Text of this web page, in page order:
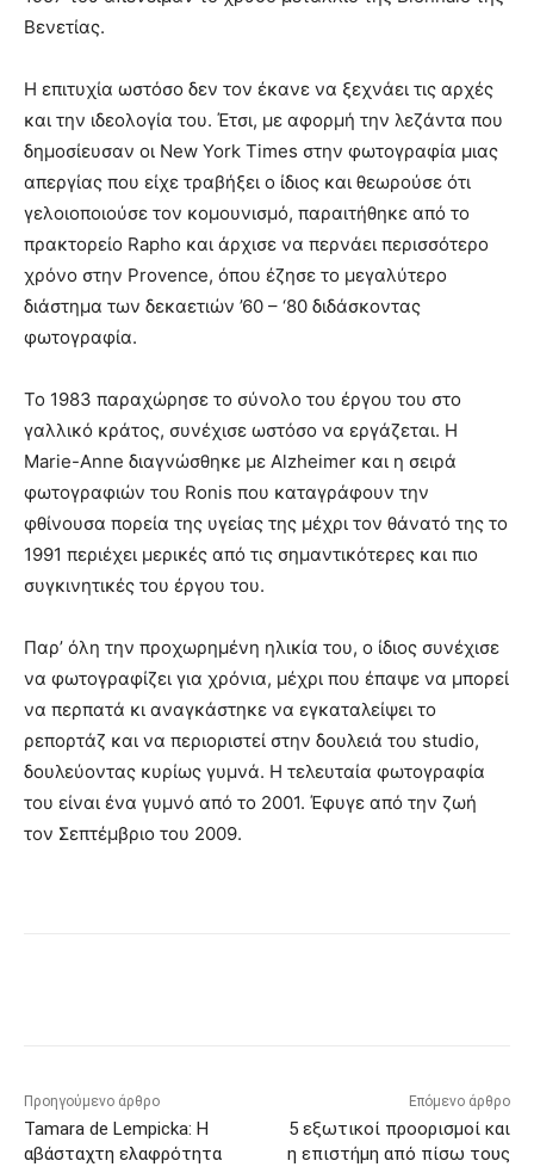
Βενετίας.
Η επιτυχία ωστόσο δεν τον έκανε να ξεχνάει τις αρχές
και την ιδεολογία του. Έτσι, με αφορμή την λεζάντα που
δημοσίευσαν οι New York Times στην φωτογραφία μιας
απεργίας που είχε τραβήξει ο ίδιος και θεωρούσε ότι
γελοιοποιούσε τον κομουνισμό, παραιτήθηκε από το
πρακτορείο Rapho και άρχισε να περνάει περισσότερο
χρόνο στην Provence, όπου έζησε το μεγαλύτερο
διάστημα των δεκαετιών ’60 – ‘80 διδάσκοντας
φωτογραφία.
Το 1983 παραχώρησε το σύνολο του έργου του στο
γαλλικό κράτος, συνέχισε ωστόσο να εργάζεται. Η
Marie-Anne διαγνώσθηκε με Alzheimer και η σειρά
φωτογραφιών του Ronis που καταγράφουν την
φθίνουσα πορεία της υγείας της μέχρι τον θάνατό της το
1991 περιέχει μερικές από τις σημαντικότερες και πιο
συγκινητικές του έργου του.
Παρ’ όλη την προχωρημένη ηλικία του, ο ίδιος συνέχισε
να φωτογραφίζει για χρόνια, μέχρι που έπαψε να μπορεί
να περπατά κι αναγκάστηκε να εγκαταλείψει το
ρεπορτάζ και να περιοριστεί στην δουλειά του studio,
δουλεύοντας κυρίως γυμνά. Η τελευταία φωτογραφία
του είναι ένα γυμνό από το 2001. Έφυγε από την ζωή
τον Σεπτέμβριο του 2009.
Προηγούμενο άρθρο
Tamara de Lempicka: Η
αβάσταχτη ελαφρότητα
Επόμενο άρθρο
5 εξωτικοί προορισμοί και
η επιστήμη από πίσω τους